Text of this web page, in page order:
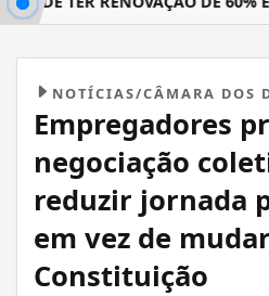
NOTÍCIAS/CÂMARA DOS
Empregadores
negociação
reduzir jornada
em vez de
Constituição